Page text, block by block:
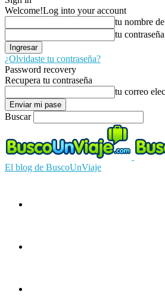
Welcome!Log into your account
tu nombre
tu contraseña
¿Olvidaste tu contraseña?
Password recovery
Recupera tu contraseña
tu correo
Buscar
El blog de BuscoUnViaje